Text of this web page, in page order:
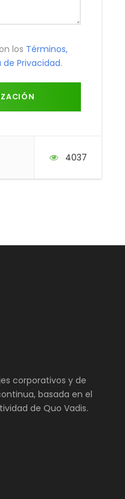
los Términos,
de Privacidad.
4037
corporativos y de
basada en el
de Quo Vadis.